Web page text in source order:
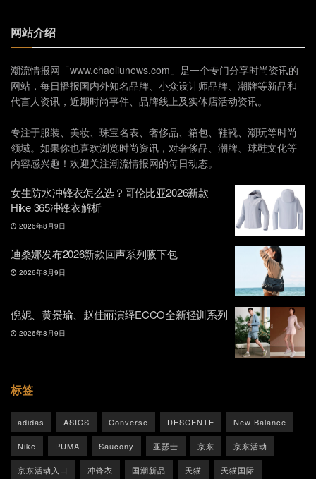
网站介绍
潮流情报网「www.chaoliunews.com」是一个专门分享时尚资讯的
网站，每日播报国内外知名品牌、小众设计师品牌、潮牌等新品和
代言人资讯，近期时尚事件、品牌线上及实体店活动资讯。
专注于服装、美妆、珠宝名表、奢侈品、箱包、鞋靴、潮玩等时尚
领域。如果你也喜欢浏览时尚资讯，对奢侈品、潮牌、球鞋文化等
内容感兴趣！欢迎关注潮流情报网的每日动态。
女生防水冲锋衣怎么选？哥伦比亚2026新款
Hike 365冲锋衣解析
2026年8月9日
迪桑娜发布2026新款回声系列腋下包
2026年8月9日
倪妮、黄景瑜、赵佳丽演绎ECCO全新轻训系列
2026年8月9日
标签
adidas ASICS Converse DESCENTE New Balance
Nike PUMA Saucony 亚瑟士 京东 京东活动
京东活动入口 冲锋衣 国潮新品 天猫 天猫国际